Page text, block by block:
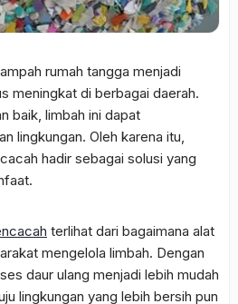
rumah tangga menjadi
meningkat di berbagai daerah.
baik, limbah ini dapat
lingkungan. Oleh karena itu,
hadir sebagai solusi yang
terlihat dari bagaimana alat
mengelola limbah. Dengan
daur ulang menjadi lebih mudah
lingkungan yang lebih bersih pun